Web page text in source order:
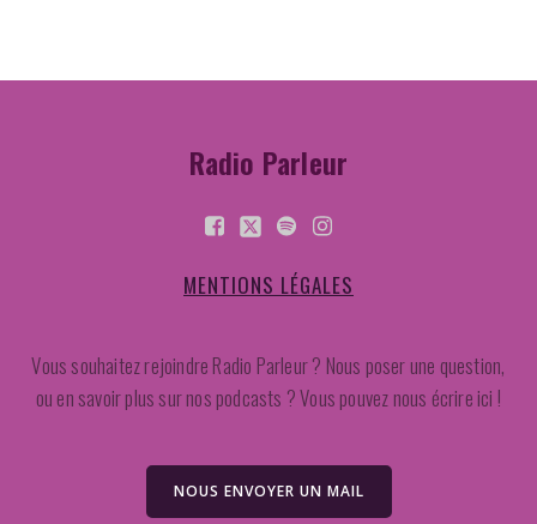
Radio Parleur
MENTIONS LÉGALES
Vous souhaitez rejoindre Radio Parleur ? Nous poser une question,
ou en savoir plus sur nos podcasts ? Vous pouvez nous écrire ici !
NOUS ENVOYER UN MAIL